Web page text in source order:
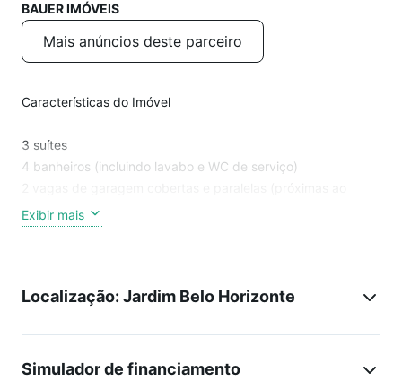
BAUER IMÓVEIS
Mais anúncios deste parceiro
Características do Imóvel
3 suítes
4 banheiros (incluindo lavabo e WC de serviço)
elevador)
Ar-condicionado na sala e em 2 suítes
4 torres
Exibir mais
Localização: Jardim Belo Horizonte
Simulador de financiamento